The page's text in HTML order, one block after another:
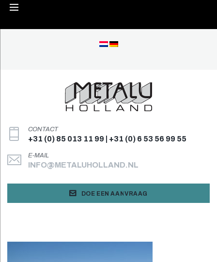
Skip
content
CONTACT
+31 (0) 85 013 11 99 | +31 (0) 6 53 56 99 55
E-MAIL
INFO@METALUHOLLAND.NL
DOE EEN AANVRAAG